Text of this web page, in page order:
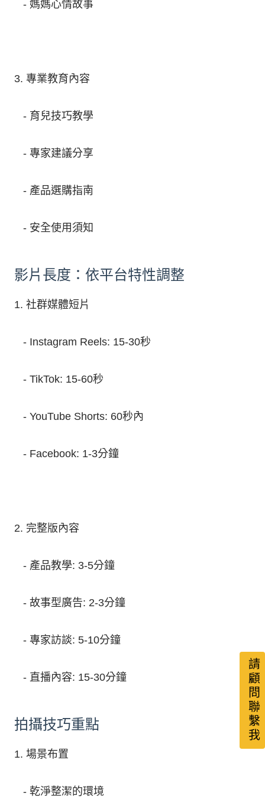
- 媽媽心情故事
3. 專業教育內容
- 育兒技巧教學
- 專家建議分享
- 產品選購指南
- 安全使用須知
影片長度：依平台特性調整
1. 社群媒體短片
- Instagram Reels: 15-30秒
- TikTok: 15-60秒
- YouTube Shorts: 60秒內
- Facebook: 1-3分鐘
2. 完整版內容
- 產品教學: 3-5分鐘
- 故事型廣告: 2-3分鐘
- 專家訪談: 5-10分鐘
- 直播內容: 15-30分鐘
拍攝技巧重點
1. 場景布置
- 乾淨整潔的環境
請顧問聯繫我